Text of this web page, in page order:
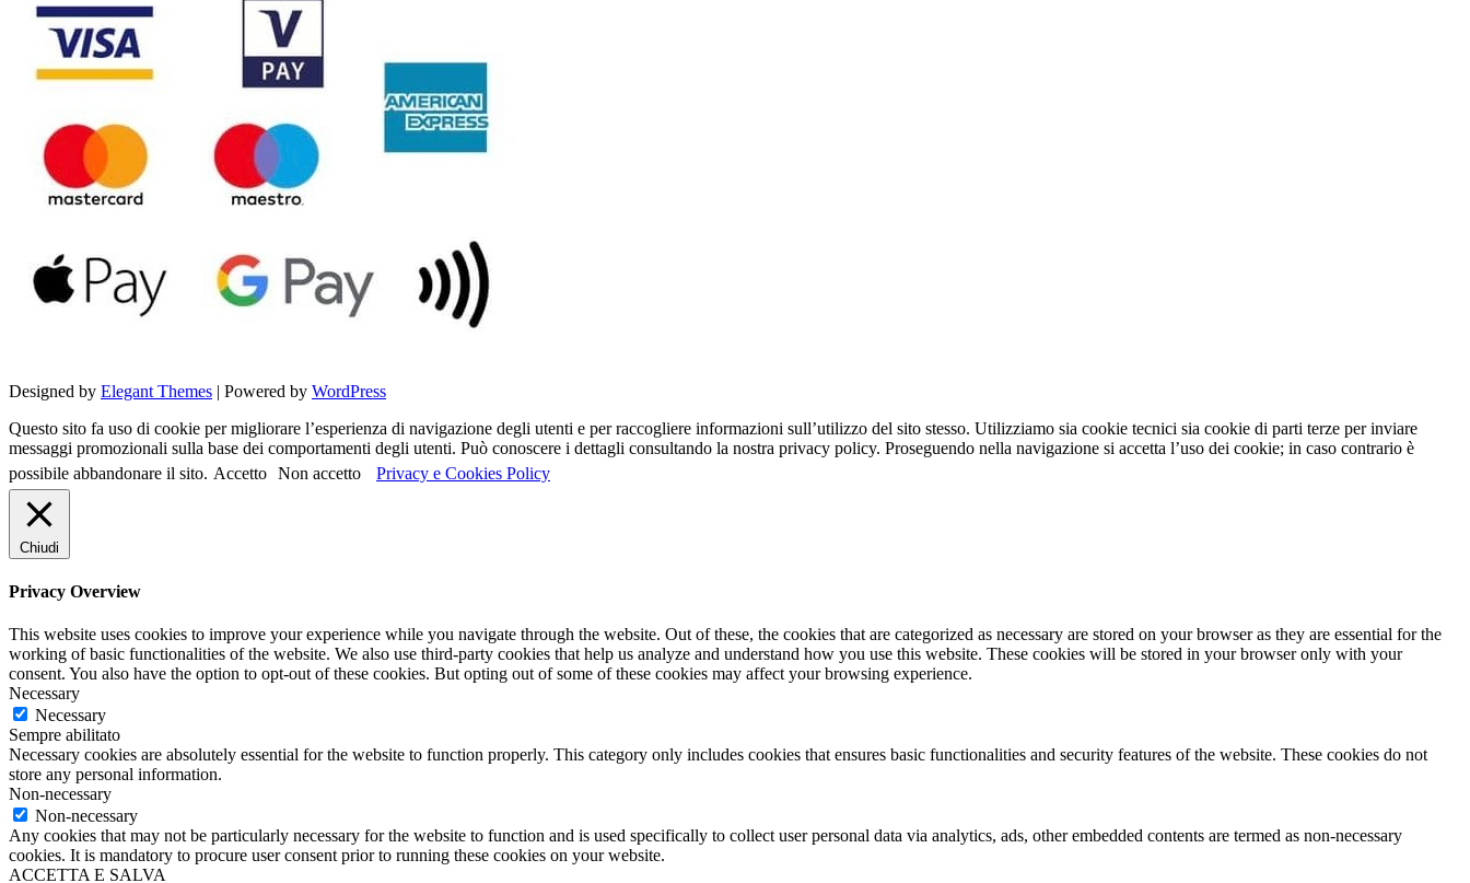
Designed by Elegant Themes | Powered by WordPress
Questo sito fa uso di cookie per migliorare l’esperienza di navigazione degli utenti e per raccogliere informazioni sull’utilizzo del sito stesso. Utilizziamo sia cookie tecnici sia cookie di parti terze per inviare
messaggi promozionali sulla base dei comportamenti degli utenti. Può conoscere i dettagli consultando la nostra privacy policy. Proseguendo nella navigazione si accetta l’uso dei cookie; in caso contrario è
possibile abbandonare il sito. Accetto Non accetto Privacy e Cookies Policy
Chiudi
Privacy Overview
This website uses cookies to improve your experience while you navigate through the website. Out of these, the cookies that are categorized as necessary are stored on your browser as they are essential for the
working of basic functionalities of the website. We also use third-party cookies that help us analyze and understand how you use this website. These cookies will be stored in your browser only with your
consent. You also have the option to opt-out of these cookies. But opting out of some of these cookies may affect your browsing experience.
Necessary
Necessary
Sempre abilitato
Necessary cookies are absolutely essential for the website to function properly. This category only includes cookies that ensures basic functionalities and security features of the website. These cookies do not
store any personal information.
Non-necessary
Non-necessary
Any cookies that may not be particularly necessary for the website to function and is used specifically to collect user personal data via analytics, ads, other embedded contents are termed as non-necessary
cookies. It is mandatory to procure user consent prior to running these cookies on your website.
ACCETTA E SALVA